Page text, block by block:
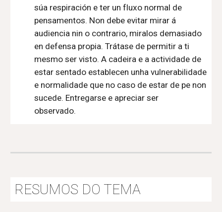
súa respiración e ter un fluxo normal de
pensamentos. Non debe evitar mirar á
audiencia nin o contrario, miralos demasiado
en defensa propia. Trátase de permitir a ti
mesmo ser visto. A cadeira e a actividade de
estar sentado establecen unha vulnerabilidade
e normalidade que no caso de estar de pe non
sucede. Entregarse e apreciar ser
observado.
RESUMOS DO TEMA